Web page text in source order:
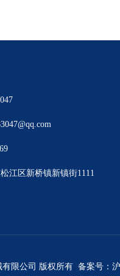
江区新桥镇新镇街1111
限公司 版权所有 备案号：